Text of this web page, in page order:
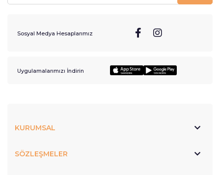
Sosyal Medya Hesaplarımız
Uygulamalarımızı İndirin
KURUMSAL
SÖZLEŞMELER